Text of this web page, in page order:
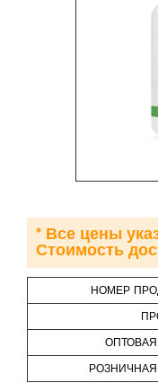
НОМЕР
* Все цены
Стоимость